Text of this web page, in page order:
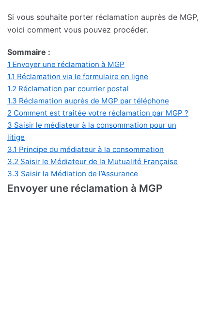
Si vous souhaite porter réclamation auprès de MGP,
voici comment vous pouvez procéder.
Sommaire :
1 Envoyer une réclamation à MGP
1.1 Réclamation via le formulaire en ligne
1.2 Réclamation par courrier postal
1.3 Réclamation auprès de MGP par téléphone
2 Comment est traitée votre réclamation par MGP ?
3 Saisir le médiateur à la consommation pour un
litige
3.1 Principe du médiateur à la consommation
3.2 Saisir le Médiateur de la Mutualité Française
3.3 Saisir la Médiation de l’Assurance
Envoyer une réclamation à MGP